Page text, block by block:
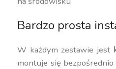
Bardzo prosta
W każdym zestawie jest
montuje się